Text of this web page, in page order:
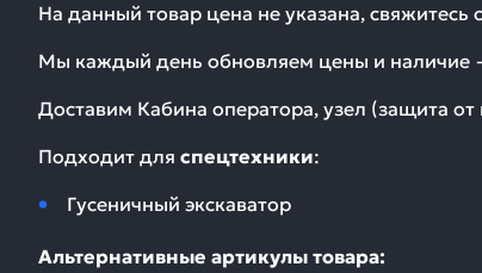
На данный товар цена не указана,
Мы каждый день обновляем цены и наличие
Доставим Кабина оператора, узел (защита
Подходит для спецтехники:
Гусеничный экскаватор
Альтернативные артикулы товара: